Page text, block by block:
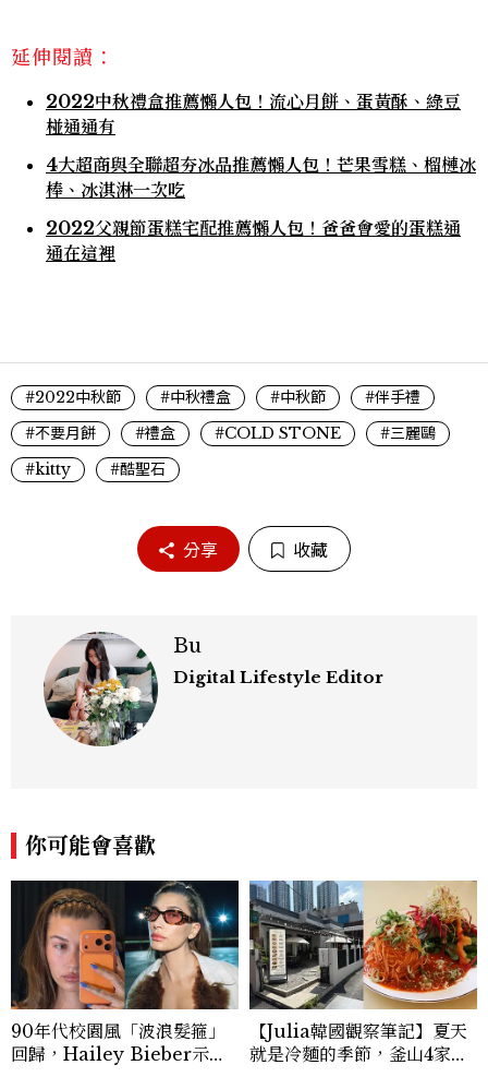
延伸閱讀：
2022中秋禮盒推薦懶人包！流心月餅、蛋黃酥、綠豆
椪通通有
4大超商與全聯超夯冰品推薦懶人包！芒果雪糕、榴槤冰
棒、冰淇淋一次吃
2022父親節蛋糕宅配推薦懶人包！爸爸會愛的蛋糕通
通在這裡
#2022中秋節 #中秋禮盒 #中秋節
#伴手禮
#不要月餅
#禮盒 #COLD STONE
#三麗鷗
#kitty
#酷聖石
分享 收藏
Bu
Digital Lifestyle Editor
你可能會喜歡
90年代校園風「波浪髮箍」
回歸，Hailey Bieber示範
【Julia韓國觀察筆記】夏天
就是冷麵的季節，釜山4家必